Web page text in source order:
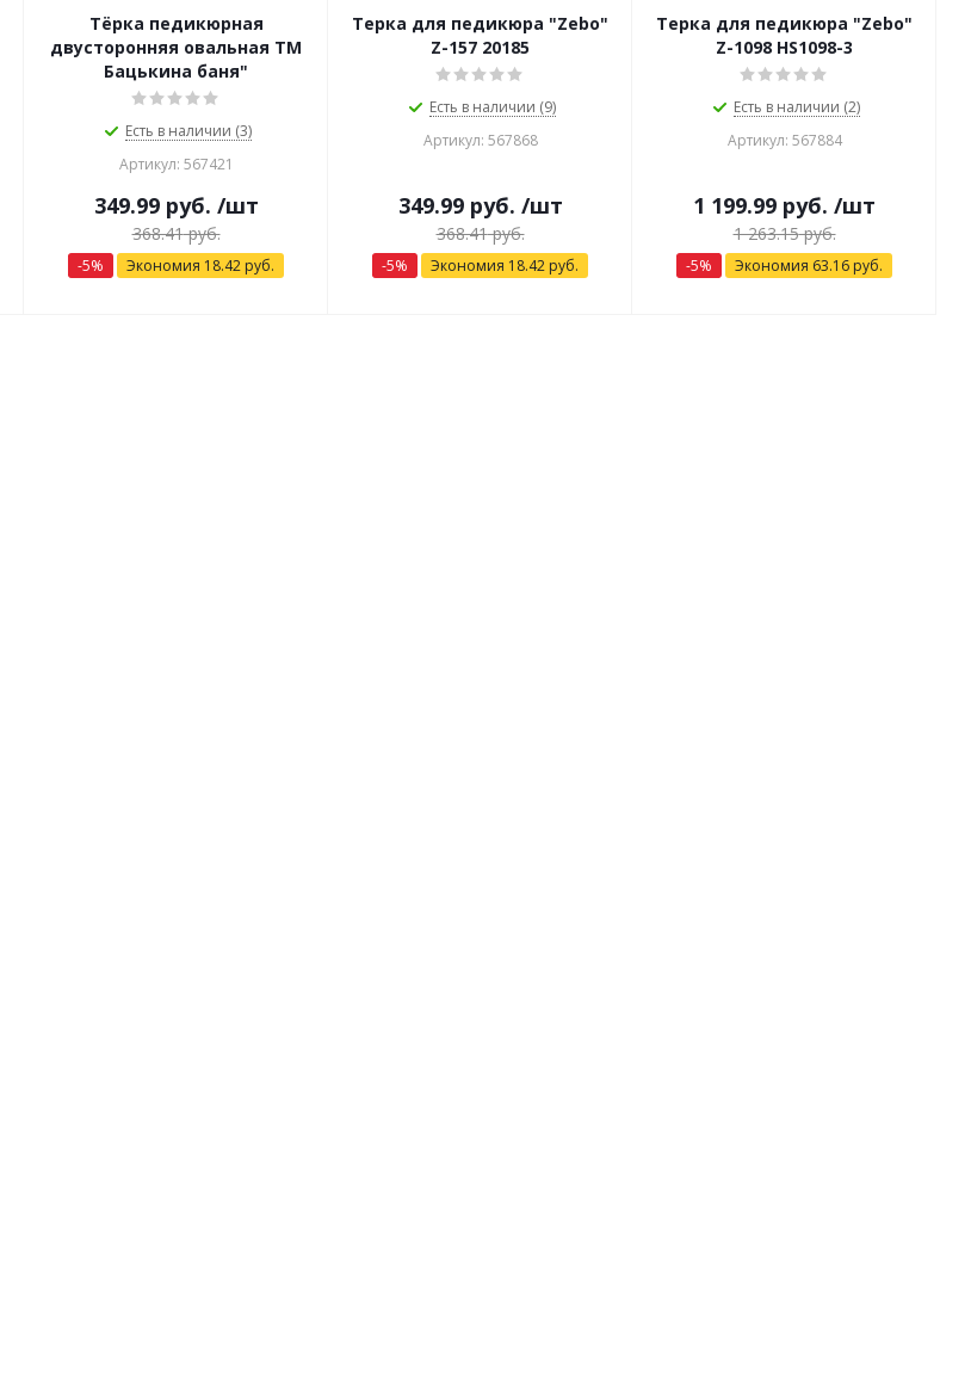
Тёрка педикюрная
двусторонняя овальная ТМ
Бацькина баня"
Есть в наличии (3)
Артикул: 567421
349.99руб. /шт
368.41руб.
-5% Экономия 18.42 руб.
Терка для педикюра "Zebo"
Z-157 20185
Есть в наличии (9)
Артикул: 567868
349.99руб. /шт
368.41руб.
-5% Экономия 18.42 руб.
Терка для педикюра "Zebo"
Z-1098 HS1098-3
Есть в наличии (2)
Артикул: 567884
1 199.99 руб. /шт
1 263.15руб.
-5% Экономия 63.16 руб.